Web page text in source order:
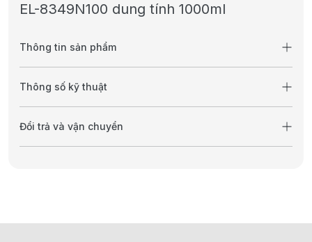
EL-8349N100 dung tính 1000ml
Thông tin sản phẩm
Thông số kỹ thuật
Đổi trả và vận chuyển